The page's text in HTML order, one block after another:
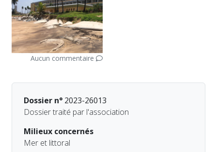
Aucun commentaire
Dossier n° 2023-26013
Dossier traité par l'association
Milieux concernés
Mer et littoral